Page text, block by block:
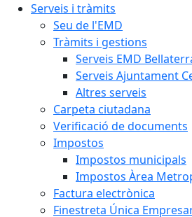
Serveis i tràmits
Seu de l'EMD
Tràmits i gestions
Serveis EMD
Serveis Ajuntament
Altres serveis
Carpeta ciutadana
Verificació de documents
Impostos
Impostos municipals
Impostos Àrea
Factura electrònica
Finestreta Única